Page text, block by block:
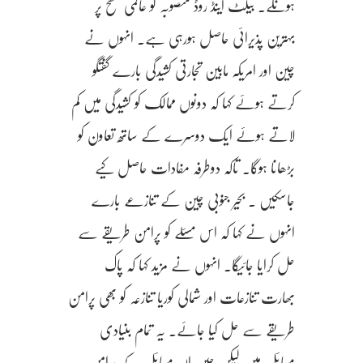
بہترین پذیرائی حاصل ہورہی ہے۔ انہوں نے
چین اور امریکہ مابین تجارتی کشیدگی بارے گفتگو
کرتے ہوئے کہا کہ دونوں ممالک کو کشیدگی میں کم
لاتے ہوئے ایک دوسرے کے ساتھ تعاون کو
بڑھانا ہوگا۔ تاکہ دوطرفہ مفادات حاصل کیے
جاسکیں ۔ بحیر جنوبی چین کے تنازعے بارے
انہوں نے کہا کہ اس مسئلے کو پرامن طریقے سے
حل کرایا جائیگا۔ انہوں نے مزید کہا کہ پاک
بھارت تنازعات اور شمالی کوریا تنازعہ کو بھی پرامن
طریقے سے حل کیا جائے۔ یہ تمام بنیادی